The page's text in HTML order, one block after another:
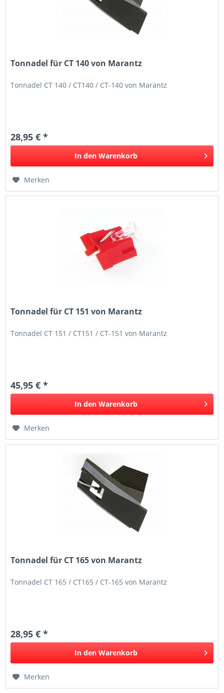
Tonnadel für CT 140 von Marantz
Tonnadel CT 140 / CT140 / CT-140 von Marantz
28,95 € *
In den Warenkorb
Merken
Tonnadel für CT 151 von Marantz
Tonnadel CT 151 / CT151 / CT-151 von Marantz
45,95 € *
In den Warenkorb
Merken
Tonnadel für CT 165 von Marantz
Tonnadel CT 165 / CT165 / CT-165 von Marantz
28,95 € *
In den Warenkorb
Merken